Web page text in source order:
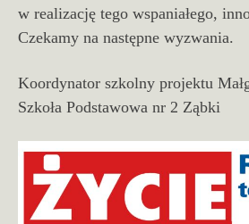
w realizację tego wspaniałego,
Czekamy na następne wyzwania.
Koordynator szkolny projektu
Szkoła Podstawowa nr 2 Ząbki